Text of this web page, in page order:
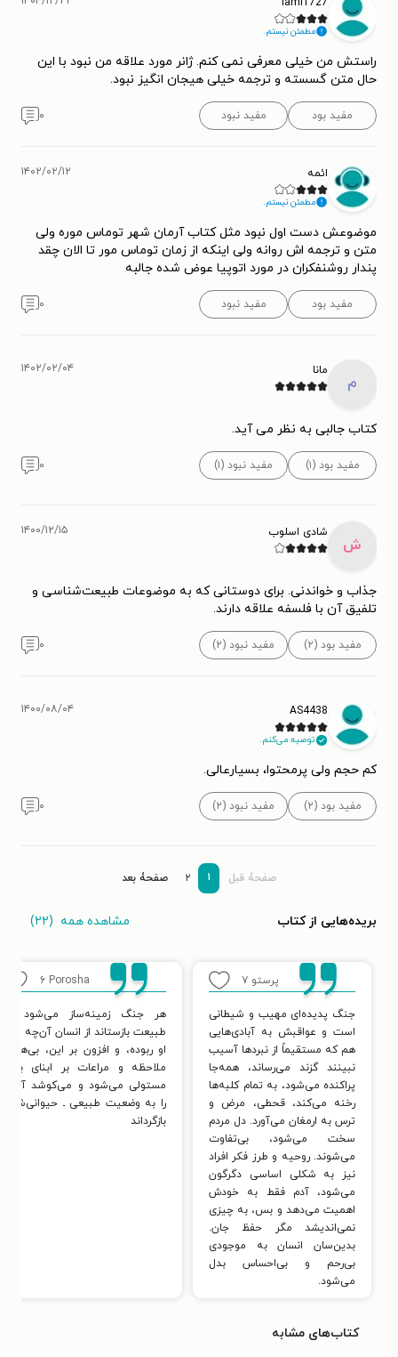
مطمئن نیستم.
راستش من خیلی معرفی نمی کنم. ژانر مورد علاقه من نبود با این
حال متن گسسته و ترجمه خیلی هیجان انگیز نبود.
مفید بود مفید نبود ۰
ائمه
مطمئن نیستم.
۱۴۰۲/۰۲/۱۲
موضوعش دست اول نبود مثل کتاب آرمان شهر توماس موره ولی
متن و ترجمه اش روانه ولی اینکه از زمان توماس مور تا الان چقد
پندار روشنفکران در مورد اتوپیا عوض شده جالبه
مفید بود مفید نبود ۰
م
مانا ۱۴۰۲/۰۲/۰۴
کتاب جالبی به نظر می آید.
مفید بود (۱) مفید نبود (۱) ۰
ش
شادی اسلوب ۱۴۰۰/۱۲/۱۵
جذاب و خواندنی. برای دوستانی که به موضوعات طبیعت‌شناسی و
تلفیق آن با فلسفه علاقه دارند.
مفید بود (۲) مفید نبود (۲) ۰
AS4438
توصیه می‌کنم.
۱۴۰۰/۰۸/۰۴
کم حجم ولی پرمحتوا، بسیارعالی.
مفید بود (۲) مفید نبود (۲) ۰
صفحۀ قبل ۱ ۲ صفحۀ بعد
بریده‌هایی از کتاب مشاهده همه (۲۲)
پرستو ۷
جنگ پدیده‌ای مهیب و شیطانی
است و عواقبش به آبادی‌هایی
هم که مستقیماً از نبردها آسیب
نبینند گزند می‌رساند، همه‌جا
پراکنده می‌شود، به تمام کلبه‌ها
رخنه می‌کند، قحطی، مرض و
ترس به ارمغان می‌آورد. دل مردم
سخت می‌شود، بی‌تفاوت
می‌شوند. روحیه و طرز فکر افراد
نیز به شکلی اساسی دگرگون
می‌شود، آدم فقط به خودش
اهمیت می‌دهد و بس، به چیزی
نمی‌اندیشد مگر حفظ جان.
بدین‌سان انسان به موجودی
بی‌رحم و بی‌احساس بدل
می‌شود.
Porosha ۶
هر جنگ زمینه‌ساز می‌شود تا
طبیعت بازستاند از انسان آن‌چه را از
او ربوده، و افزون بر این، بی‌هیچ
ملاحظه و مراعات بر ابنای بشر
مستولی می‌شود و می‌کوشد آنان
را به وضعیت طبیعی ـ حیوانی‌شان
بازگرداند
کتاب‌های مشابه